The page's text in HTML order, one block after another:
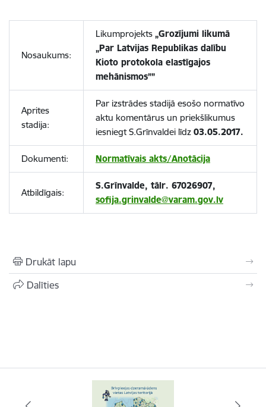
Nosaukums:
Likumprojekts „Grozījumi likumā
„Par Latvijas Republikas dalību
Kioto protokola elastīgajos
mehānismos””
Aprites
stadija:
Par izstrādes stadijā esošo normatīvo
aktu komentārus un priekšlikumus
iesniegt S.Grīnvaldei līdz 03.05.2017.
Dokumenti: Normatīvais akts/Anotācija
Atbildīgais:
S.Grīnvalde, tālr. 67026907,
sofija.grinvalde@varam.gov.lv
Drukāt lapu
Dalīties